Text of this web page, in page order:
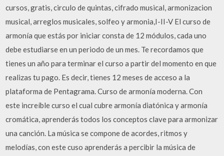
cursos, gratis, circulo de quintas, cifrado musical, armonizacion
musical, arreglos musicales, solfeo y armonia,I-II-V El curso de
armonía que estás por iniciar consta de 12 módulos, cada uno
debe estudiarse en un periodo de un mes. Te recordamos que
tienes un año para terminar el curso a partir del momento en que
realizas tu pago. Es decir, tienes 12 meses de acceso a la
plataforma de Pentagrama. Curso de armonía moderna. Con
este increíble curso el cual cubre armonía diatónica y armonía
cromática, aprenderás todos los conceptos clave para armonizar
una canción. La música se compone de acordes, ritmos y
melodías, con este cuso aprenderás a percibir la música de